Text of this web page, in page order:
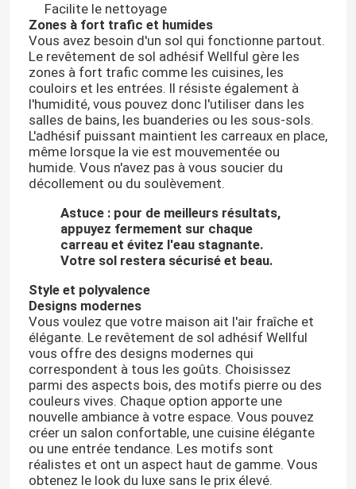
Facilite le nettoyage
Zones à fort trafic et humides
Vous avez besoin d'un sol qui fonctionne partout.
Le revêtement de sol adhésif Wellful gère les
zones à fort trafic comme les cuisines, les
couloirs et les entrées. Il résiste également à
l'humidité, vous pouvez donc l'utiliser dans les
salles de bains, les buanderies ou les sous-sols.
L'adhésif puissant maintient les carreaux en place,
même lorsque la vie est mouvementée ou
humide. Vous n'avez pas à vous soucier du
décollement ou du soulèvement.
Astuce : pour de meilleurs résultats,
appuyez fermement sur chaque
carreau et évitez l'eau stagnante.
Votre sol restera sécurisé et beau.
Style et polyvalence
Designs modernes
Vous voulez que votre maison ait l'air fraîche et
élégante. Le revêtement de sol adhésif Wellful
vous offre des designs modernes qui
correspondent à tous les goûts. Choisissez
parmi des aspects bois, des motifs pierre ou des
couleurs vives. Chaque option apporte une
nouvelle ambiance à votre espace. Vous pouvez
créer un salon confortable, une cuisine élégante
ou une entrée tendance. Les motifs sont
réalistes et ont un aspect haut de gamme. Vous
obtenez le look du luxe sans le prix élevé.